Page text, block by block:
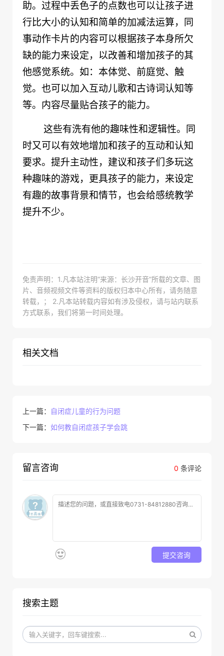
助。过程中丢色子的点数也可以让孩子进
行比大小的认知和简单的加减法运算，同
事动作卡片的内容可以根据孩子本身所欠
缺的能力来设定，以改善和增加孩子的其
他感觉系统。如：本体觉、前庭觉、触
觉。也可以加入互动儿歌和古诗词认知等
等。内容尽量贴合孩子的能力。
这些有洗有他的趣味性和逻辑性。同
时又可以有效地增加和孩子的互动和认知
要求。提升主动性，建议和孩子们多玩这
种趣味的游戏，更具孩子的能力，来设定
有趣的故事背景和情节，也会给感统教学
提升不少。
免责声明：1.凡本站注明“来源：长沙开音”所载的文章、图
片、音频视频文件等资料的版权归本中心所有，请务随意
转载，； 2.凡本站转载内容如有涉及侵权，请与站内联系
方式联系，我们将第一时间处理。
相关文档
上一篇：
自闭症儿童的行为问题
下一篇： 如何教自闭症孩子学会跳
0 条评论
留言咨询
提交咨询
搜索主题